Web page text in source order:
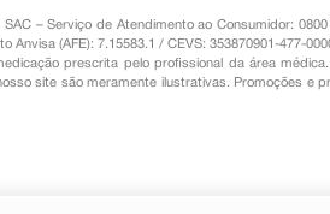
– Serviço de Atendimento ao Consumidor:
(AFE): 7.15583.1 / CEVS: 353870901-477-
prescrita pelo profissional da área
site são meramente ilustrativas. Promoções e